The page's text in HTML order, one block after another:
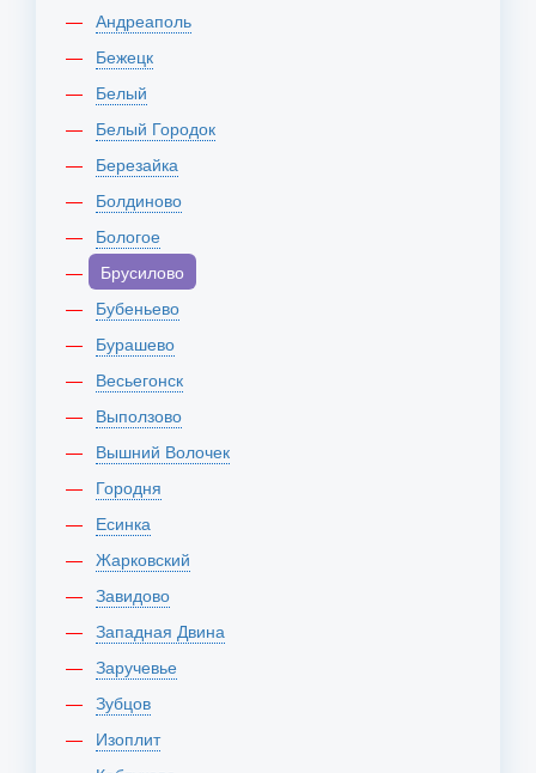
Андреаполь
Бежецк
Белый
Белый Городок
Березайка
Болдиново
Бологое
Брусилово
Бубеньево
Бурашево
Весьегонск
Выползово
Вышний Волочек
Городня
Есинка
Жарковский
Завидово
Западная Двина
Заручевье
Зубцов
Изоплит